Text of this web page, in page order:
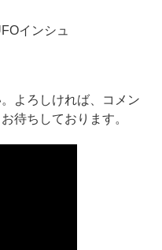
インシュ
よろしければ、コメン
待ちしております。